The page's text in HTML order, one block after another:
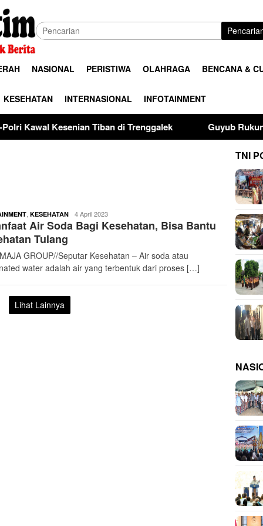
NASIONAL PERISTIWA OLAHRAGA BENCANA &
KESEHATAN INTERNASIONAL INFOTAINMENT
Tiban di Trenggalek Guyub Rukun Pedagang
KESEHATANbuserjatim
4 April 2023
Air Soda Bagi Kesehatan, Bisa Bantu
Tulang
GROUP//Seputar Kesehatan – Air soda atau
water adalah air yang terbentuk dari proses […]
Lihat Lainnya
TNI